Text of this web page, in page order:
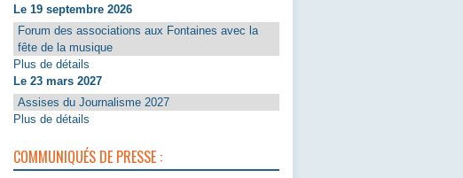
Le 19 septembre 2026
Forum des associations aux Fontaines avec la
fête de la musique
Plus de détails
Le 23 mars 2027
Assises du Journalisme 2027
Plus de détails
COMMUNIQUÉS DE PRESSE :